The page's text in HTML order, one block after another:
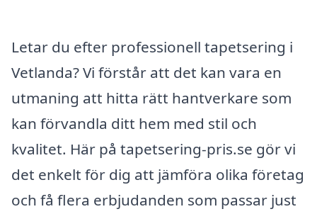
Letar du efter professionell tapetsering i
Vetlanda? Vi förstår att det kan vara en
utmaning att hitta rätt hantverkare som
kan förvandla ditt hem med stil och
kvalitet. Här på tapetsering-pris.se gör vi
det enkelt för dig att jämföra olika företag
och få flera erbjudanden som passar just